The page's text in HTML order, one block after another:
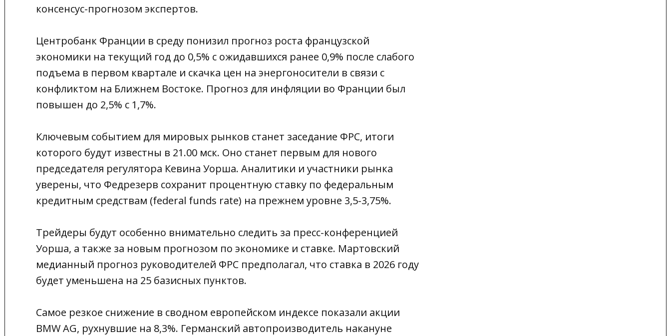
консенсус-прогнозом экспертов.
Центробанк Франции в среду понизил прогноз роста французской
экономики на текущий год до 0,5% с ожидавшихся ранее 0,9% после слабого
подъема в первом квартале и скачка цен на энергоносители в связи с
конфликтом на Ближнем Востоке. Прогноз для инфляции во Франции был
повышен до 2,5% с 1,7%.
Ключевым событием для мировых рынков станет заседание ФРС, итоги
которого будут известны в 21.00 мск. Оно станет первым для нового
председателя регулятора Кевина Уорша. Аналитики и участники рынка
уверены, что Федрезерв сохранит процентную ставку по федеральным
кредитным средствам (federal funds rate) на прежнем уровне 3,5-3,75%.
Трейдеры будут особенно внимательно следить за пресс-конференцией
Уорша, а также за новым прогнозом по экономике и ставке. Мартовский
медианный прогноз руководителей ФРС предполагал, что ставка в 2026 году
будет уменьшена на 25 базисных пунктов.
Самое резкое снижение в сводном европейском индексе показали акции
BMW AG, рухнувшие на 8,3%. Германский автопроизводитель накануне